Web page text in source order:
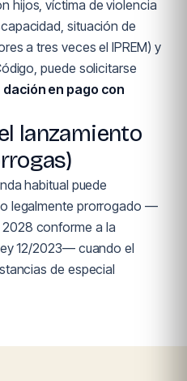
hijos, víctima de violencia
situación de
a tres veces el IPREM) y
puede solicitarse
dación en pago con
lanzamiento
habitual puede
legalmente prorrogado —
conforme a la
12/2023— cuando el
de especial